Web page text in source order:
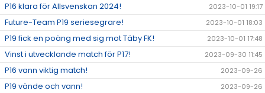
P16 klara för Allsvenskan 2024! 2023-10-01 19:17
Future-Team P19 seriesegrare! 2023-10-01 18:03
P19 fick en poäng med sig mot Täby FK! 2023-10-01 17:48
Vinst i utvecklande match för P17! 2023-09-30 11:45
P16 vann viktig match! 2023-09-26
P19 vände och vann! 2023-09-26